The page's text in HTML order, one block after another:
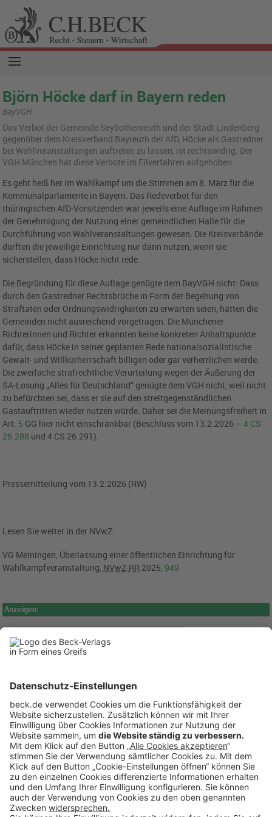
Björn Höcke darf in Bayern reden
BayVGH
Das Verbot der Gemeinde Seybothenreuth und der Stadt Lindenberg
gegenüber dem Kreisverband Bayreuth der AfD, Höcke als Gastredner
bei Wahlveranstaltungen auftreten zu lassen, ist rechtswidrig. Der
VGH München hat diese Verbote im Eilverfahren aufgehoben.
Es geht heiß her im Wahlkampf um die Stimmen am 8. März für die
Kommunalparlamente in Bayern. Das Redeverbot für den
thüringischen AfD-Vorsitzenden war jeweils eine Auflage im Rahmen
der Genehmigung der Nutzung einer gemeindlichen Halle für die
Durchführung von Wahlveranstaltungen gewesen. Die Kreisverbände
dürften die jeweilige Einrichtung nur dann nutzen, wenn sie
sicherstellen, dass Höcke nicht rede.
Die Begründung für diese Auflage genügte dem BayVGH nicht: Dass
durch den Gastredner Rechtsbrüche in Form der Begehung von
Straftaten oder Ordnungswidrigkeiten zu erwarten seien, hätten die
Gemeinden nicht ausreichend vorgetragen. Die Münchener
Richterinnen und Richter erkannten keine konkreten Anhaltspunkte
dafür, dass Höcke in seiner geplanten Rede nationalsozialistische
Gewalt- und Willkürherrschaft billigen oder gar verherrlichen werde.
Die zweifache strafrechtliche Verurteilung wegen der Äußerung der
SA-Losung „Alles für Deutschland“ genügte dem VGH nicht, weil nicht
zu befürchten sei, dass er sie auf den streitgegenständlichen
Gastauftritten wieder nutzen würde. Daher sei die Meinungsfreiheit in
Art. 5 GG hier nicht einschränkbar (Beschluss vom 13.2.2026 –4 CS
26.288 und 4 CS 26.291).
Pressemitteilung vom 13.2.2026 (RW)
Lesen Sie weiter in der NVwZ:
VG Meiningen , Überlassung einer öffentlichen Einrichtung für
Wahlkampfveranstaltung, NVwZ-RR 2025,949
Anzeigen: